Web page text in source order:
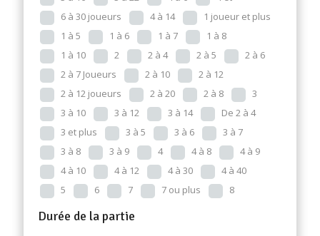
6 à 30 joueurs
4 à 14
1 joueur et plus
1 à 5
1 à 6 1 à 7
1 à 8
1 à 10
2 2 à 4 2 à 5
2 à 6
2 à 7 Joueurs
2 à 10
2 à 12
2 à 12 joueurs
2 à 20 2 à 8
3
3 à 10
3 à 12 3 à 14
De 2 à 4
3 et plus
3 à 5 3 à 6
3 à 7
3 à 8
3 à 9 4 4 à 8
4 à 9
4 à 10
4 à 12 4 à 30
4 à 40
5
6 7 7 ou plus 8
Durée de la partie